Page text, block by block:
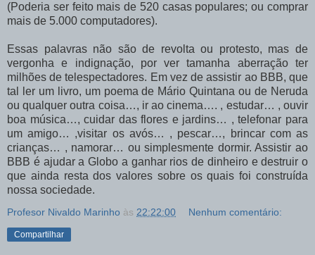
(Poderia ser feito mais de 520 casas populares; ou comprar
mais de 5.000 computadores).
Essas palavras não são de revolta ou protesto, mas de
vergonha e indignação, por ver tamanha aberração ter
milhões de telespectadores. Em vez de assistir ao BBB, que
tal ler um livro, um poema de Mário Quintana ou de Neruda
ou qualquer outra coisa…, ir ao cinema…. , estudar… , ouvir
boa música…, cuidar das flores e jardins… , telefonar para
um amigo… ,visitar os avós… , pescar…, brincar com as
crianças… , namorar… ou simplesmente dormir. Assistir ao
BBB é ajudar a Globo a ganhar rios de dinheiro e destruir o
que ainda resta dos valores sobre os quais foi construída
nossa sociedade.
Profesor Nivaldo Marinho às 22:22:00 Nenhum comentário:
Compartilhar